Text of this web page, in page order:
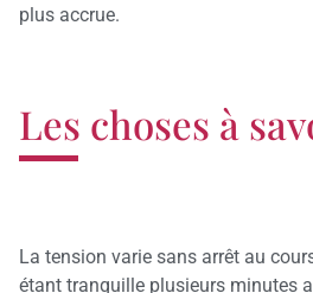
plus accrue.
Les choses à
La tension varie sans arrêt au
étant tranquille plusieurs minutes